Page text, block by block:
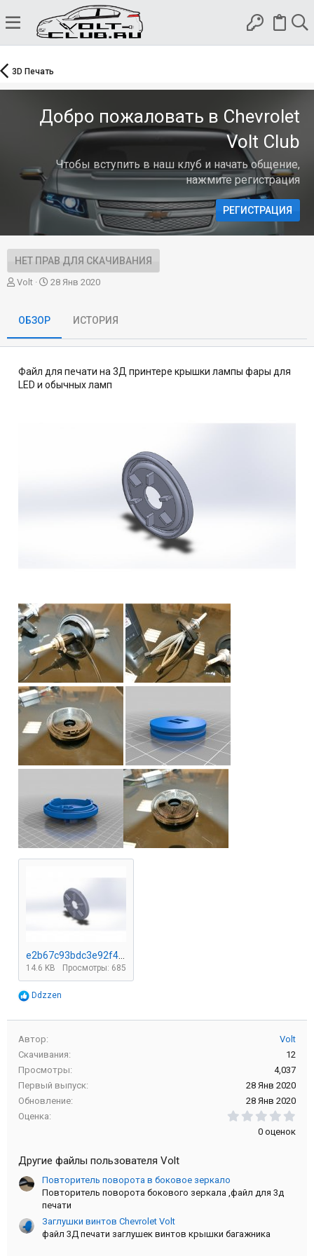
3D Печать
Добро пожаловать в Chevrolet
Volt Club
Чтобы вступить в наш клуб и начать общение,
нажмите регистрация
РЕГИСТРАЦИЯ
НЕТ ПРАВ ДЛЯ СКАЧИВАНИЯ
А
о
Volt
Д
а
о
д
а
28 Янв 2020
ОБЗОР ИСТОРИЯ
Файл для печати на 3Д принтере крышки лампы фары для
LED и обычных ламп
14.6 KB Просмотры: 685
Р
ц
и
:
Ddzzen
Автор
Volt
Скачивания
12
Просмотры
4,037
Первый выпуск
28 Янв 2020
Обновление
28 Янв 2020
Оценка
0 оценок
Другие файлы пользователя Volt
Повторитель поворота в боковое зеркало
Повторитель поворота бокового зеркала ,файл для 3д
печати
Заглушки винтов Chevrolet Volt
файл 3Д печати заглушек винтов крышки багажника